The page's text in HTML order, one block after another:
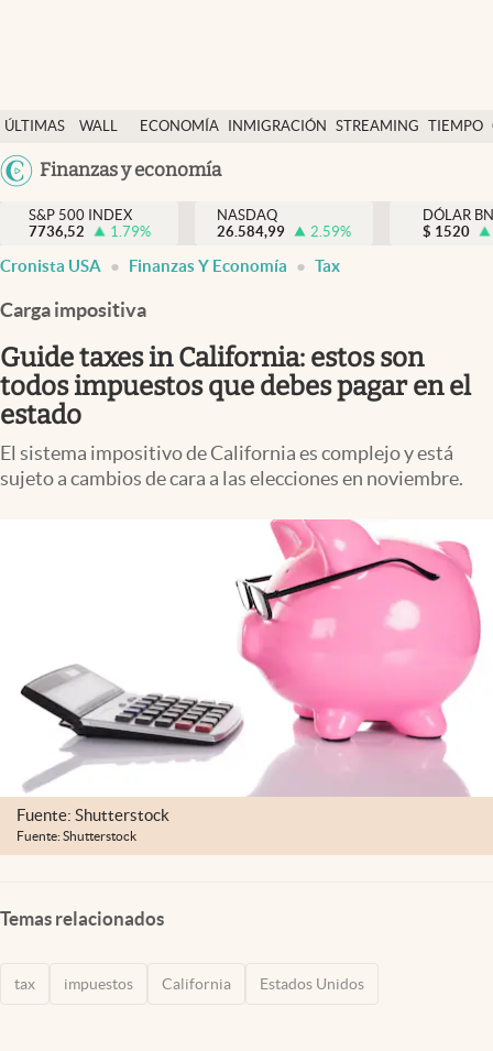
ÚLTIMAS
NOTICIAS
WALL
DÓLAR
ECONOMÍA INMIGRACIÓN STREAMING TIEMPO
México
Finanzas y economía
Finanzas y economía
Wall Street y dólar
Inmigración
Espiritual
Streaming
PC y mobile
S&P 500 INDEX
7736,52
1.79%
NASDAQ
26.584,99
2.59%
DÓLAR
$ 1520
Cronista USA Finanzas Y Economía Tax
Carga impositiva
Guide taxes in California: estos son
todos impuestos que debes pagar en el
estado
El sistema impositivo de California es complejo y está
sujeto a cambios de cara a las elecciones en noviembre.
Fuente: Shutterstock
Fuente: Shutterstock
Temas relacionados
tax impuestos California Estados Unidos